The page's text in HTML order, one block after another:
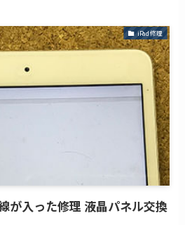
iPad修理
が入った修理 液晶パネル交換